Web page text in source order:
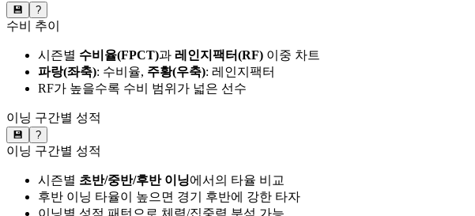
💾 ?
수비 추이
시즌별 수비율(FPCT)과 레인지팩터(RF) 이중 차트
파랑(좌축): 수비율, 주황(우축): 레인지팩터
RF가 높을수록 수비 범위가 넓은 선수
이닝 구간별 성적
💾 ?
이닝 구간별 성적
시즌별 초반/중반/후반 이닝에서의 타율 비교
후반 이닝 타율이 높으면 경기 후반에 강한 타자
이닝별 성적 패턴으로 체력/집중력 분석 가능